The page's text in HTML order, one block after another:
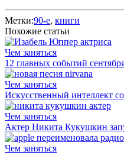
Метки:90-е, книги
Похожие статьи
Чем заняться
12 главных событий
Чем заняться
Искусственный интеллект
Чем заняться
Актер Никита Кукушкин
Чем заняться